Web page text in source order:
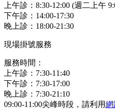
上午診：8:30-12:00 (週二上午
下午診：14:00-17:30
晚上診：18:00-21:30
現場掛號服務
服務時間：
上午診：7:30-11:40
下午診：7:30-17:00
晚上診：7:30-21:10
09:00-11:00尖峰時段，請利用網